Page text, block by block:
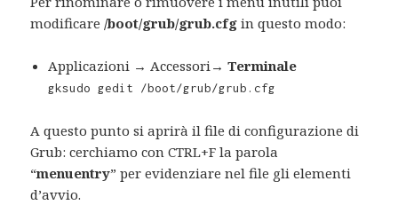
modificare/boot/grub/grub.cfgin questo modo:
Applicazioni → Accessori→Terminale
gksudo gedit /boot/grub/grub.cfg
A questo punto si aprirà il file di configurazione di
Grub: cerchiamo con CTRL+F la parola
“menuentry” per evidenziare nel file gli elementi
d’avvio.